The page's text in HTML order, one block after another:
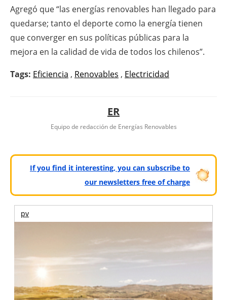
Agregó que “las energías renovables han llegado para
quedarse; tanto el deporte como la energía tienen
que converger en sus políticas públicas para la
mejora en la calidad de vida de todos los chilenos”.
Tags: Eficiencia , Renovables , Electricidad
ER
Equipo de redacción de Energías Renovables
If you find it interesting, you can subscribe to
our newsletters free of charge
pv